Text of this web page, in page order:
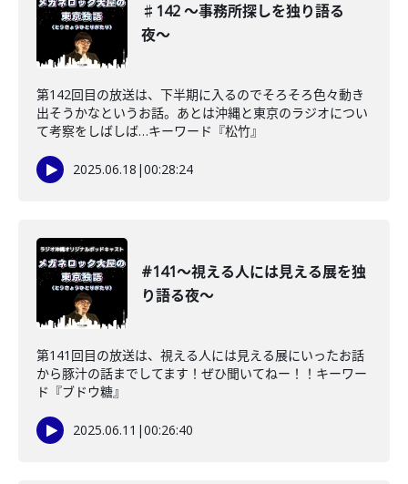
♯142 〜事務所探しを独り語る
夜〜
第142回目の放送は、下半期に入るのでそろそろ色々動き
出そうかなというお話。あとは沖縄と東京のラジオについ
て考察をしばしば…キーワード『松竹』
2025.06.18 |00:28:24
#141〜視える人には見える展を独
り語る夜〜
第141回目の放送は、視える人には見える展にいったお話
から豚汁の話までしてます！ぜひ聞いてねー！！キーワー
ド『ブドウ糖』
2025.06.11 |00:26:40